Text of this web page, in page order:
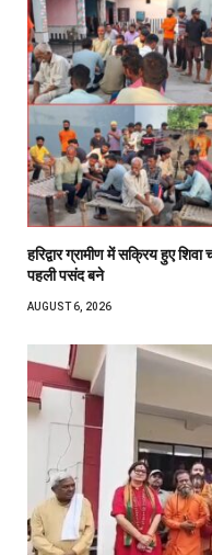
हरिद्वार ग्रामीण में सक्रिय हुए
पहली पसंद बने
AUGUST 6, 2026